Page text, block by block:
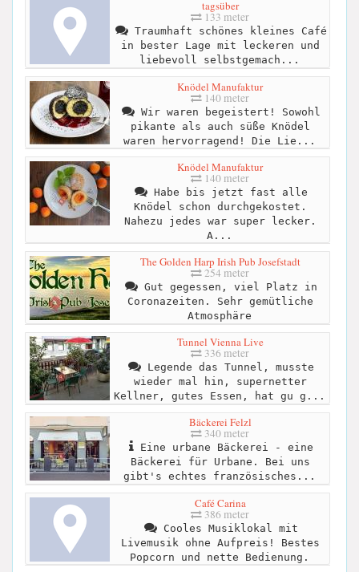
tagsüber
133 meter
Traumhaft schönes kleines Café
in bester Lage mit leckeren und
liebevoll selbstgemach...
Knödel Manufaktur
140 meter
Wir waren begeistert! Sowohl
pikante als auch süße Knödel
waren hervorragend! Die Lie...
Knödel Manufaktur
140 meter
Habe bis jetzt fast alle
Knödel schon durchgekostet.
Nahezu jedes war super lecker.
A...
The Golden Harp Irish Pub Josefstadt
254 meter
Gut gegessen, viel Platz in
Coronazeiten. Sehr gemütliche
Atmosphäre
Tunnel Vienna Live
336 meter
Legende das Tunnel, musste
wieder mal hin, supernetter
Kellner, gutes Essen, hat gu g...
Bäckerei Felzl
340 meter
Eine urbane Bäckerei - eine
Bäckerei für Urbane. Bei uns
gibt's echtes französisches...
Café Carina
386 meter
Cooles Musiklokal mit
Livemusik ohne Aufpreis! Bestes
Popcorn und nette Bedienung.